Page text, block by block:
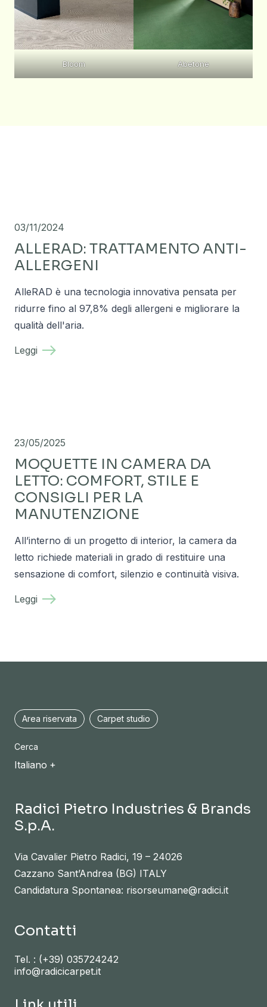
Bloom Abetone
03/11/2024
ALLERAD: TRATTAMENTO ANTI-
ALLERGENI
AlleRAD è una tecnologia innovativa pensata per
ridurre fino al 97,8% degli allergeni e migliorare la
qualità dell'aria.
Leggi
23/05/2025
MOQUETTE IN CAMERA DA
LETTO: COMFORT, STILE E
CONSIGLI PER LA
MANUTENZIONE
All’interno di un progetto di interior, la camera da
letto richiede materiali in grado di restituire una
sensazione di comfort, silenzio e continuità visiva.
Leggi
Area riservata Carpet studio
Cerca
Italiano
Radici Pietro Industries & Brands
S.p.A.
Via Cavalier Pietro Radici, 19 – 24026
Cazzano Sant’Andrea (BG) ITALY
Candidatura Spontanea: risorseumane@radici.it
Contatti
Tel. : (+39) 035724242
info@radicicarpet.it